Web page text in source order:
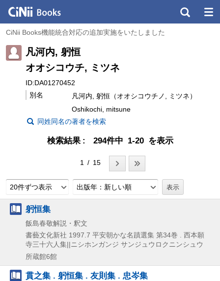
CiNii Books機能統合対応の追加実施をいたしました
凡河内, 躬恒
オオシコウチ, ミツネ
ID:DA01270452
別名
凡河内, 躬恒（オオシコウチノ, ミツネ）
Oshikochi, mitsune
同姓同名の著者を検索
検索結果 294件中 1-20 を表示
1 / 15
20件ずつ表示 出版年：新しい順
躬恒集
飯島春敬解説・釈文
書藝文化新社 1997.7 平安朝かな名蹟選集 第34巻 . 西本願
寺三十六人集||ニシホンガンジ サンジュウロクニンシュウ
所蔵館6館
貫之集 . 躬恒集 . 友則集 . 忠岑集